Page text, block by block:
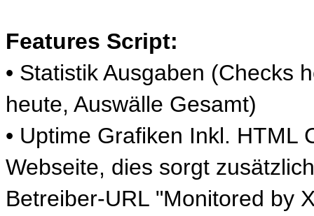
Features Script:
• Statistik Ausgaben (Checks
heute, Auswälle Gesamt)
• Uptime Grafiken Inkl. HTML
Webseite, dies sorgt
Betreiber-URL "Monitored by